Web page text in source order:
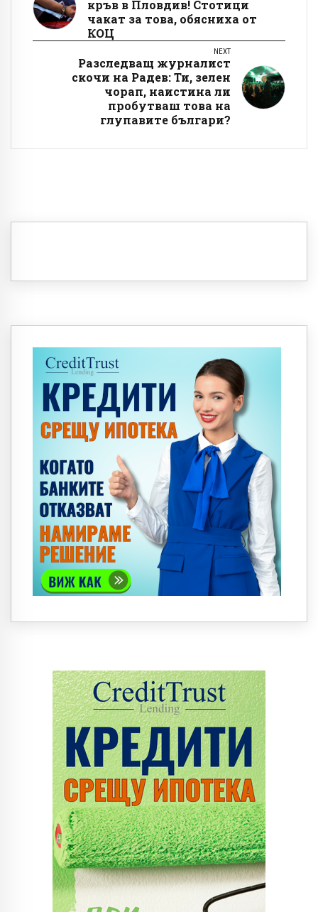
кръв в Пловдив! Стотици
чакат за това, обясниха от
КОЦ
NEXT
Разследващ журналист
скочи на Радев: Ти, зелен
чорап, наистина ли
пробутваш това на
глупавите българи?